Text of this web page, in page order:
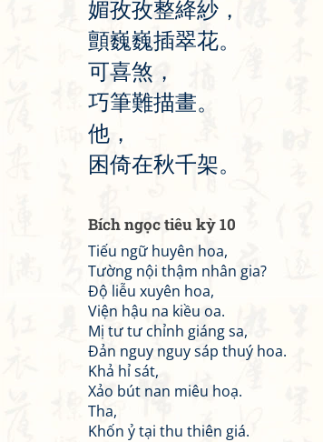
媚孜孜整絳紗 ，
顫巍巍插翠花。
可喜煞 ，
巧筆難描畫。
他 ，
困倚在秋千架。
Bích ngọc tiêu kỳ 10
Tiếu ngữ huyên hoa,
Tường nội thậm nhân gia?
Độ liễu xuyên hoa,
Viện hậu na kiều oa.
Mị tư tư chỉnh giáng sa,
Đản nguy nguy sáp thuý hoa.
Khả hỉ sát,
Xảo bút nan miêu hoạ.
Tha,
Khốn ỷ tại thu thiên giá.